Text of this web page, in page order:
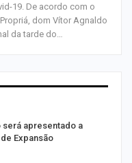
19. De acordo com o
dom Vítor Agnaldo
da tarde do…
será apresentado a
Expansão